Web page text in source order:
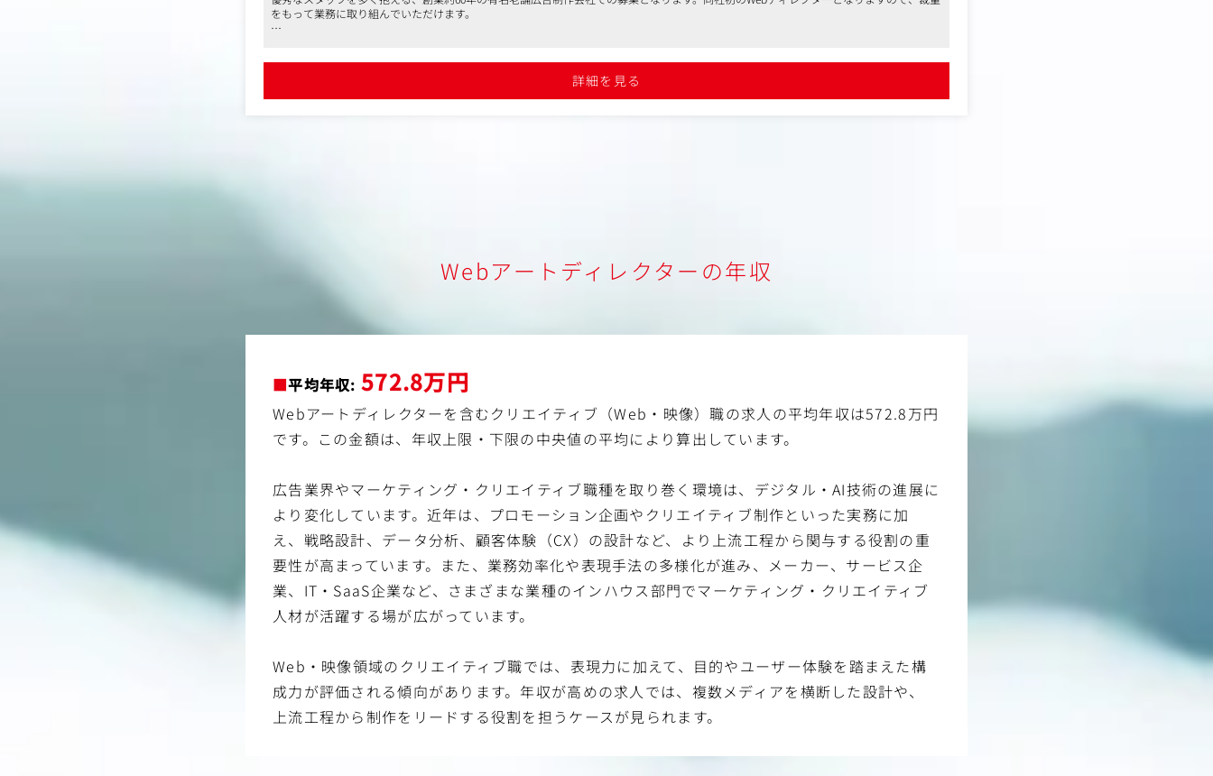
をもって業務に取り組んでいただけます。
詳細を見る
Webアートディレクターの年収
■平均年収: 572.8万円
Webアートディレクターを含むクリエイティブ（Web・映像）職の求人の平均年収は572.8万円
です。この金額は、年収上限・下限の中央値の平均により算出しています。
広告業界やマーケティング・クリエイティブ職種を取り巻く環境は、デジタル・AI技術の進展に
より変化しています。近年は、プロモーション企画やクリエイティブ制作といった実務に加
え、戦略設計、データ分析、顧客体験（CX）の設計など、より上流工程から関与する役割の重
要性が高まっています。また、業務効率化や表現手法の多様化が進み、メーカー、サービス企
業、IT・SaaS企業など、さまざまな業種のインハウス部門でマーケティング・クリエイティブ
人材が活躍する場が広がっています。
Web・映像領域のクリエイティブ職では、表現力に加えて、目的やユーザー体験を踏まえた構
成力が評価される傾向があります。年収が高めの求人では、複数メディアを横断した設計や、
上流工程から制作をリードする役割を担うケースが見られます。